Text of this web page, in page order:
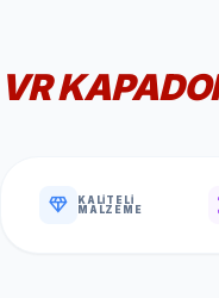
VR
diamond
KALITELI
MALZEME